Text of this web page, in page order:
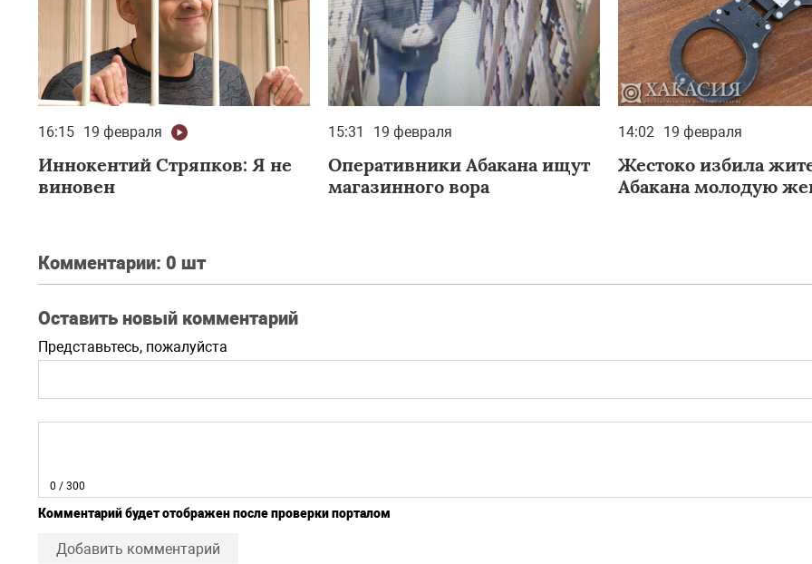
16:15 19 февраля
Иннокентий Стряпков: Я не
виновен
15:31 19 февраля
Оперативники Абакана ищут
магазинного вора
14:02 19 февраля
Жестоко избила
Абакана молодую
Комментарии: 0 шт
Оставить новый комментарий
Представьтесь, пожалуйста
0 / 300
Комментарий будет отображен после проверки порталом
Добавить комментарий